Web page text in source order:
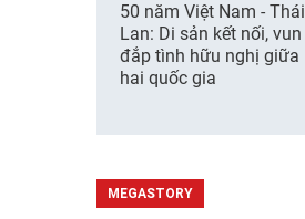
50 năm Việt Nam - Thái
Lan: Di sản kết nối, vun
đắp tình hữu nghị giữa
hai quốc gia
MEGASTORY